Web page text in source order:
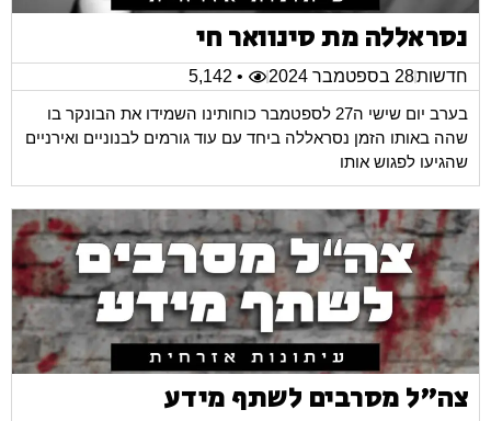
נסראללה מת סינוואר חי
חדשות28 בספטמבר 2024
• 5,142
בערב יום שישי ה27 לספטמבר כוחותינו השמידו את הבונקר בו
שהה באותו הזמן נסראללה ביחד עם עוד גורמים לבנוניים ואירניים
שהגיעו לפגוש אותו
צה"ל מסרבים לשתף מידע